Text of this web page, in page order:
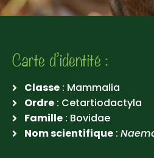
Carte d’identité :
Classe : Mammalia
Ordre : Cetartiodactyla
Famille : Bovidae
Nom scientifique :